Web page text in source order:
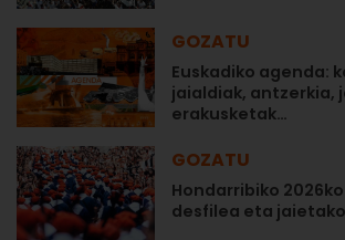
GOZATU
Euskadiko agenda:
jaialdiak, antzerkia,
erakusketak…
GOZATU
Hondarribiko
desfilea eta